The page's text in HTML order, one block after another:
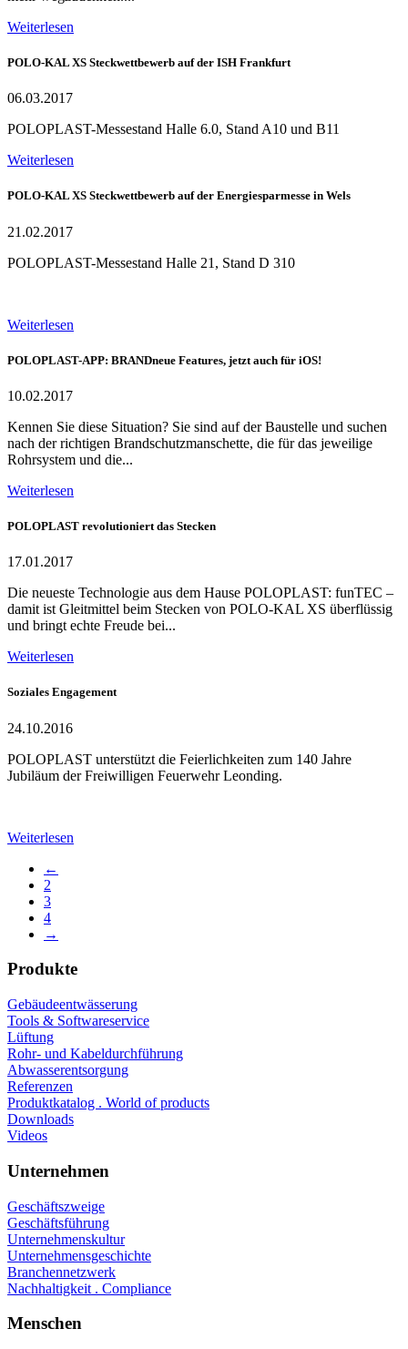
Weiterlesen
POLO-KAL XS Steckwettbewerb auf der ISH Frankfurt
06.03.2017
POLOPLAST-Messestand Halle 6.0, Stand A10 und B11
Weiterlesen
POLO-KAL XS Steckwettbewerb auf der Energiesparmesse in Wels
21.02.2017
POLOPLAST-Messestand Halle 21, Stand D 310
Weiterlesen
POLOPLAST-APP: BRANDneue Features, jetzt auch für iOS!
10.02.2017
Kennen Sie diese Situation? Sie sind auf der Baustelle und suchen
nach der richtigen Brandschutzmanschette, die für das jeweilige
Rohrsystem und die...
Weiterlesen
POLOPLAST revolutioniert das Stecken
17.01.2017
Die neueste Technologie aus dem Hause POLOPLAST: funTEC –
damit ist Gleitmittel beim Stecken von POLO-KAL XS überflüssig
und bringt echte Freude bei...
Weiterlesen
Soziales Engagement
24.10.2016
POLOPLAST unterstützt die Feierlichkeiten zum 140 Jahre
Jubiläum der Freiwilligen Feuerwehr Leonding.
Weiterlesen
←
2
3
4
→
Produkte
Gebäudeentwässerung
Tools & Softwareservice
Lüftung
Rohr- und Kabeldurchführung
Abwasserentsorgung
Referenzen
Produktkatalog . World of products
Downloads
Videos
Unternehmen
Geschäftszweige
Geschäftsführung
Unternehmenskultur
Unternehmensgeschichte
Branchennetzwerk
Nachhaltigkeit . Compliance
Menschen